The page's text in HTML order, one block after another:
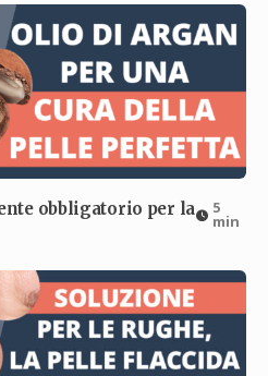
obbligatorio per la
5
min